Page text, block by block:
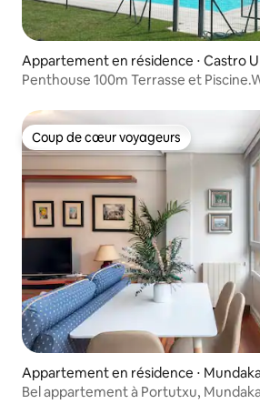
Appartement en résidence ⋅ Castro
Penthouse 100m Terrasse et
Coup de cœur voyageurs
Coup de cœur voyageurs
Appartement en résidence ⋅
Bel appartement à Portutxu,